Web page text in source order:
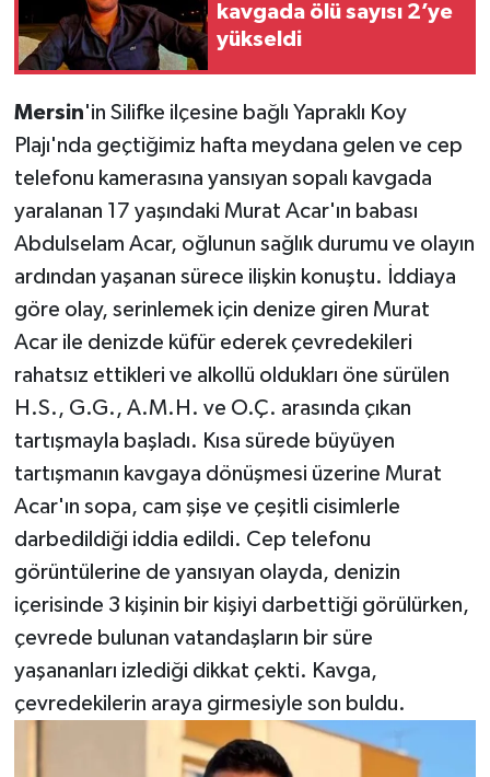
kavgada ölü sayısı 2’ye
yükseldi
Mersin'in Silifke ilçesine bağlı Yapraklı Koy
Plajı'nda geçtiğimiz hafta meydana gelen ve cep
telefonu kamerasına yansıyan sopalı kavgada
yaralanan 17 yaşındaki Murat Acar'ın babası
Abdulselam Acar, oğlunun sağlık durumu ve olayın
ardından yaşanan sürece ilişkin konuştu. İddiaya
göre olay, serinlemek için denize giren Murat
Acar ile denizde küfür ederek çevredekileri
rahatsız ettikleri ve alkollü oldukları öne sürülen
H.S., G.G., A.M.H. ve O.Ç. arasında çıkan
tartışmayla başladı. Kısa sürede büyüyen
tartışmanın kavgaya dönüşmesi üzerine Murat
Acar'ın sopa, cam şişe ve çeşitli cisimlerle
darbedildiği iddia edildi. Cep telefonu
görüntülerine de yansıyan olayda, denizin
içerisinde 3 kişinin bir kişiyi darbettiği görülürken,
çevrede bulunan vatandaşların bir süre
yaşananları izlediği dikkat çekti. Kavga,
çevredekilerin araya girmesiyle son buldu.